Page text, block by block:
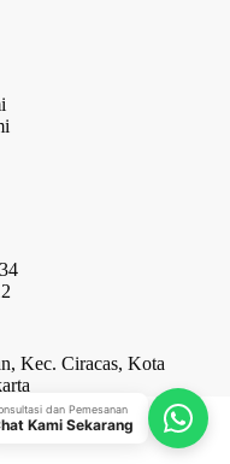
Kec. Ciracas, Kota
Duty by Raja Rak
dan Pemesanan
Kami Sekarang